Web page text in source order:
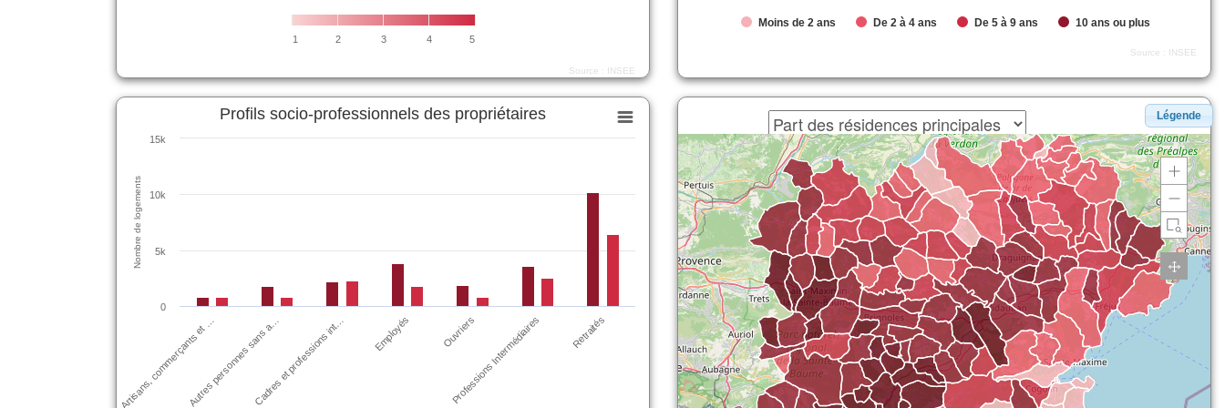
Source : INSEE
1 2 3 4 5
Source : INSEE
Moins de 2 ans De 2 à 4 ans De 5 à 9 ans 10 ans ou plus
Nombre de logements
Profils socio-professionnels des propriétaires
Artisans, commerçants et …Autres personnes sans a…Cadres et professions int… Employés Ouvriers
Professions Intermédiaires Retraités
0
5k
10k
15k
Légende